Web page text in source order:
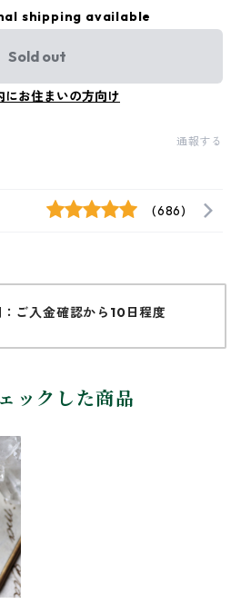
shipping available
Sold out
にお住まいの方向け
通報する
(686)
ご入金確認から10日程度
ックした商品